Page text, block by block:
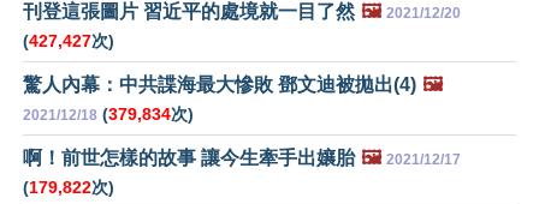
刊登這張圖片 習近平的處境就一目了然 🖼️ 2021/12/20
(427,427次)
驚人內幕：中共諜海最大慘敗 鄧文迪被拋出(4) 🖼️
2021/12/18 (379,834次)
啊！前世怎樣的故事 讓今生牽手出孃胎 🖼️ 2021/12/17
(179,822次)